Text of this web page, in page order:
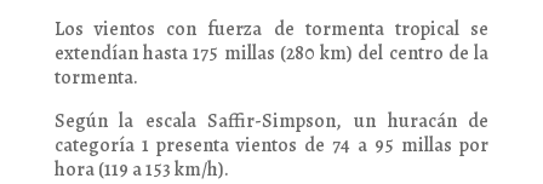
Los vientos con fuerza de tormenta tropical se
extendían hasta 175 millas (280 km) del centro de la
tormenta.
Según la escala Saffir-Simpson, un huracán de
categoría 1 presenta vientos de 74 a 95 millas por
hora (119 a 153 km/h).